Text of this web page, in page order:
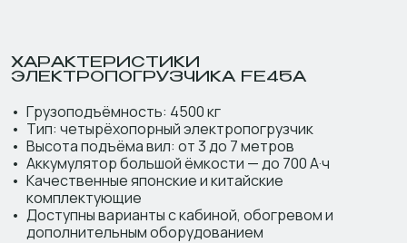
ХАРАКТЕРИСТИКИ
ЭЛЕКТРОПОГРУЗЧИКА FE45A
Грузоподъёмность: 4500 кг
Тип: четырёхопорный электропогрузчик
Высота подъёма вил: от 3 до 7 метров
Аккумулятор большой ёмкости — до 700 А·ч
Качественные японские и китайские
комплектующие
Доступны варианты с кабиной, обогревом и
дополнительным оборудованием